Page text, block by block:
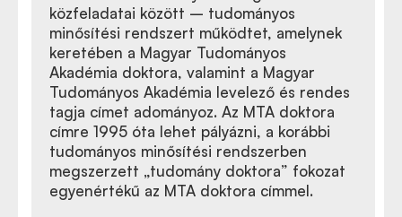
közfeladatai között – tudományos
minősítési rendszert működtet, amelynek
keretében a Magyar Tudományos
Akadémia doktora, valamint a Magyar
Tudományos Akadémia levelező és rendes
tagja címet adományoz. Az MTA doktora
címre 1995 óta lehet pályázni, a korábbi
tudományos minősítési rendszerben
megszerzett „tudomány doktora” fokozat
egyenértékű az MTA doktora címmel.